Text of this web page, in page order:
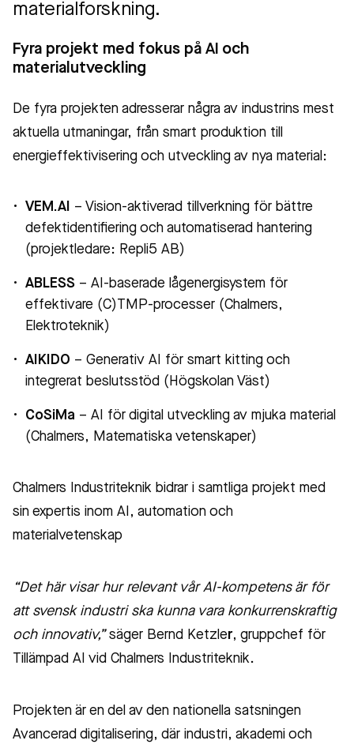
materialforskning.
Fyra projekt med fokus på AI och
materialutveckling
De fyra projekten adresserar några av industrins mest
aktuella utmaningar, från smart produktion till
energieffektivisering och utveckling av nya material:
VEM.AI
– Vision-aktiverad tillverkning för bättre
defektidentifiering och automatiserad hantering
(projektledare: Repli5 AB)
ABLESS – AI-baserade lågenergisystem för
effektivare (C)TMP-processer (Chalmers,
Elektroteknik)
AIKIDO – Generativ AI för smart kitting och
integrerat beslutsstöd (Högskolan Väst)
CoSiMa – AI för digital utveckling av mjuka material
(Chalmers, Matematiska vetenskaper)
Chalmers Industriteknik bidrar i samtliga projekt med
sin expertis inom AI, automation och
materialvetenskap
“Det här visar hur relevant vår AI-kompetens är för
att svensk industri ska kunna vara konkurrenskraftig
och innovativ,”säger Bernd Ketzler, gruppchef för
Tillämpad AI vid Chalmers Industriteknik.
Projekten är en del av den nationella satsningen
Avancerad digitalisering, där industri, akademi och